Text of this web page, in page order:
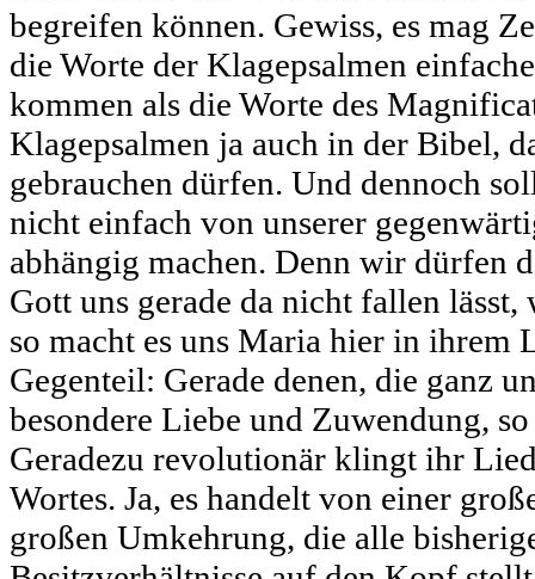
begreifen können. Gewiss, es mag
die Worte der Klagepsalmen
kommen als die Worte des
Klagepsalmen ja auch in der Bibel,
gebrauchen dürfen. Und dennoch
nicht einfach von unserer
abhängig machen. Denn wir dürfen
Gott uns gerade da nicht fallen
so macht es uns Maria hier in ihrem
Gegenteil: Gerade denen, die ganz
besondere Liebe und Zuwendung,
Geradezu revolutionär klingt ihr
Wortes. Ja, es handelt von einer
großen Umkehrung, die alle